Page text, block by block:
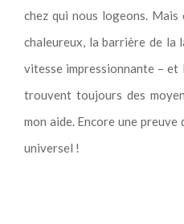
chez qui nous logeons. Mais
chaleureux, la barrière de la
vitesse impressionnante –
trouvent toujours des
mon aide. Encore une
universel !